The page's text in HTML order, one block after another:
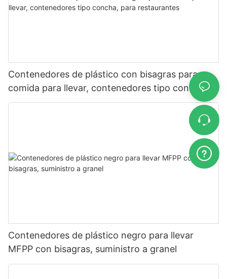
Contenedores de plástico con bisagras para
comida para llevar, contenedores tipo concha,
para restaurantes
Contenedores de plástico negro para llevar
MFPP con bisagras, suministro a granel